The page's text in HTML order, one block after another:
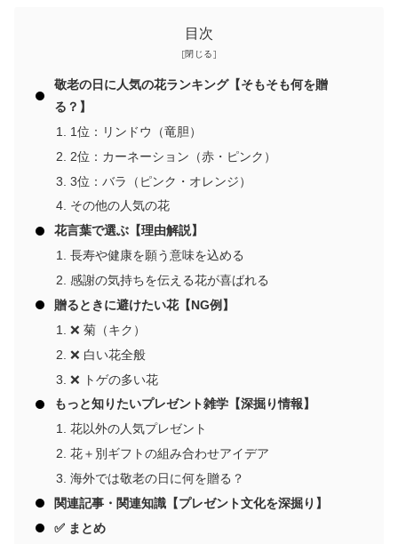
目次
敬老の日に人気の花ランキング【そもそも何を贈
る？】
1位：リンドウ（竜胆）
2位：カーネーション（赤・ピンク）
3位：バラ（ピンク・オレンジ）
その他の人気の花
花言葉で選ぶ【理由解説】
長寿や健康を願う意味を込める
感謝の気持ちを伝える花が喜ばれる
贈るときに避けたい花【NG例】
❌ 菊（キク）
❌ 白い花全般
❌ トゲの多い花
もっと知りたいプレゼント雑学【深掘り情報】
花以外の人気プレゼント
花＋別ギフトの組み合わせアイデア
海外では敬老の日に何を贈る？
関連記事・関連知識【プレゼント文化を深掘り】
✅ まとめ